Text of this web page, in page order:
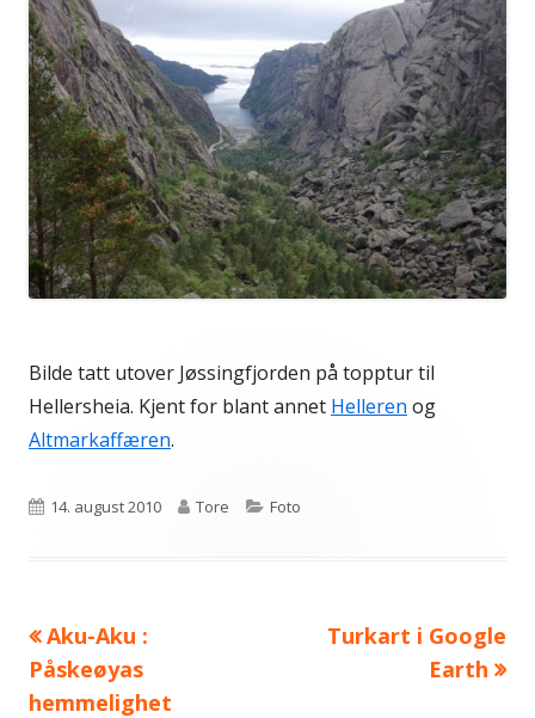
Bilde tatt utover Jøssingfjorden på topptur til
Hellersheia. Kjent for blant annet Helleren og
Altmarkaffæren.
Publisert
14. august 2010 Forfatter
Tore Kategorier
Foto
Innleggsnavigasjon
Forrige
artikkel:
Aku-Aku :
Påskeøyas
hemmelighet
Neste
Turkart i Google
Earth